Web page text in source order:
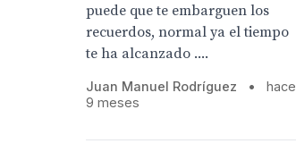
puede que te embarguen los
recuerdos, normal ya el tiempo
te ha alcanzado ....
Juan Manuel Rodríguez •
hace
9 meses